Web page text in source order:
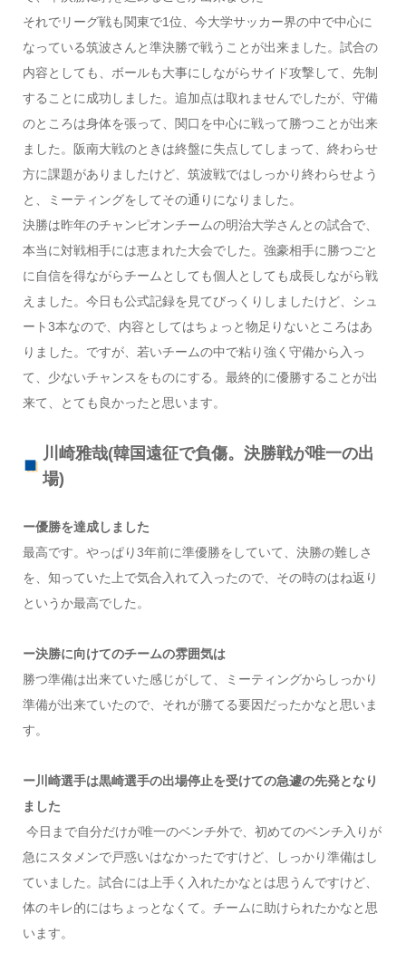
それでリーグ戦も関東で1位、今大学サッカー界の中で中心に
なっている筑波さんと準決勝で戦うことが出来ました。試合の
内容としても、ボールも大事にしながらサイド攻撃して、先制
することに成功しました。追加点は取れませんでしたが、守備
のところは身体を張って、関口を中心に戦って勝つことが出来
ました。阪南大戦のときは終盤に失点してしまって、終わらせ
方に課題がありましたけど、筑波戦ではしっかり終わらせよう
と、ミーティングをしてその通りになりました。
決勝は昨年のチャンピオンチームの明治大学さんとの試合で、
本当に対戦相手には恵まれた大会でした。強豪相手に勝つごと
に自信を得ながらチームとしても個人としても成長しながら戦
えました。今日も公式記録を見てびっくりしましたけど、シュ
ート3本なので、内容としてはちょっと物足りないところはあ
りました。ですが、若いチームの中で粘り強く守備から入っ
て、少ないチャンスをものにする。最終的に優勝することが出
来て、とても良かったと思います。
川崎雅哉(韓国遠征で負傷。決勝戦が唯一の出
場)
ー優勝を達成しました
最高です。やっぱり3年前に準優勝をしていて、決勝の難しさ
を、知っていた上で気合入れて入ったので、その時のはね返り
というか最高でした。
ー決勝に向けてのチームの雰囲気は
勝つ準備は出来ていた感じがして、ミーティングからしっかり
準備が出来ていたので、それが勝てる要因だったかなと思いま
す。
ー川崎選手は黒崎選手の出場停止を受けての急遽の先発となり
ました
今日まで自分だけが唯一のベンチ外で、初めてのベンチ入りが
急にスタメンで戸惑いはなかったですけど、しっかり準備はし
ていました。試合には上手く入れたかなとは思うんですけど、
体のキレ的にはちょっとなくて。チームに助けられたかなと思
います。